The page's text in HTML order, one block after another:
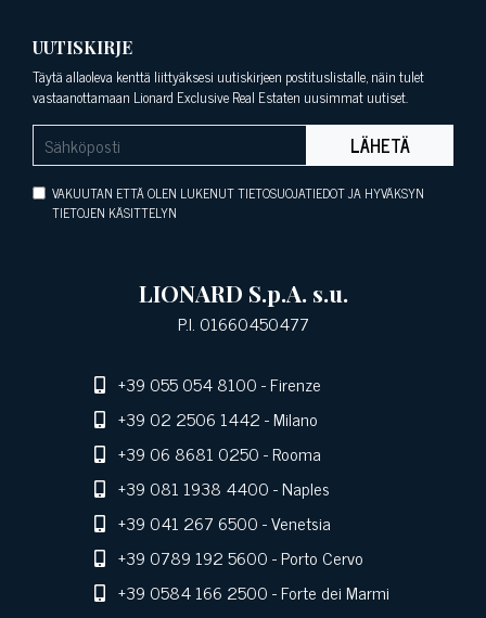
UUTISKIRJE
Täytä allaoleva kenttä liittyäksesi uutiskirjeen postituslistalle, näin tulet
vastaanottamaan Lionard Exclusive Real Estaten uusimmat uutiset.
LÄHETÄ
VAKUUTAN ETTÄ OLEN LUKENUT TIETOSUOJATIEDOT JA HYVÄKSYN
TIETOJEN KÄSITTELYN
LIONARD S.p.A. s.u.
P.I. 01660450477
+39 055 054 8100- Firenze
+39 02 2506 1442- Milano
+39 06 8681 0250- Rooma
+39 081 1938 4400- Naples
+39 041 267 6500- Venetsia
+39 0789 192 5600- Porto Cervo
+39 0584 166 2500- Forte dei Marmi